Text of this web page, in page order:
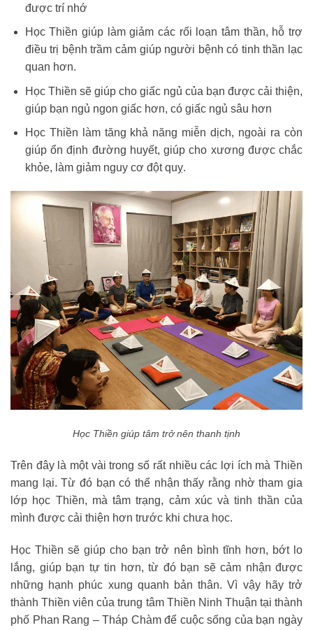
được trí nhớ
Học Thiền giúp làm giảm các rối loạn tâm thần, hỗ trợ
điều trị bệnh trầm cảm giúp người bệnh có tinh thần lạc
quan hơn.
Học Thiền sẽ giúp cho giấc ngủ của bạn được cải thiện,
giúp bạn ngủ ngon giấc hơn, có giấc ngủ sâu hơn
Học Thiền làm tăng khả năng miễn dịch, ngoài ra còn
giúp ổn định đường huyết, giúp cho xương được chắc
khỏe, làm giảm nguy cơ đột quỵ.
Học Thiền giúp tâm trở nên thanh tịnh
Trên đây là một vài trong số rất nhiều các lợi ích mà Thiền
mang lại. Từ đó bạn có thể nhận thấy rằng nhờ tham gia
lớp học Thiền, mà tâm trạng, cảm xúc và tinh thần của
mình được cải thiện hơn trước khi chưa học.
Học Thiền sẽ giúp cho bạn trở nên bình tĩnh hơn, bớt lo
lắng, giúp bạn tự tin hơn, từ đó bạn sẽ cảm nhận được
những hạnh phúc xung quanh bản thân. Vì vậy hãy trở
thành Thiền viên của trung tâm Thiền Ninh Thuận tại thành
phố Phan Rang – Tháp Chàm để cuộc sống của bạn ngày